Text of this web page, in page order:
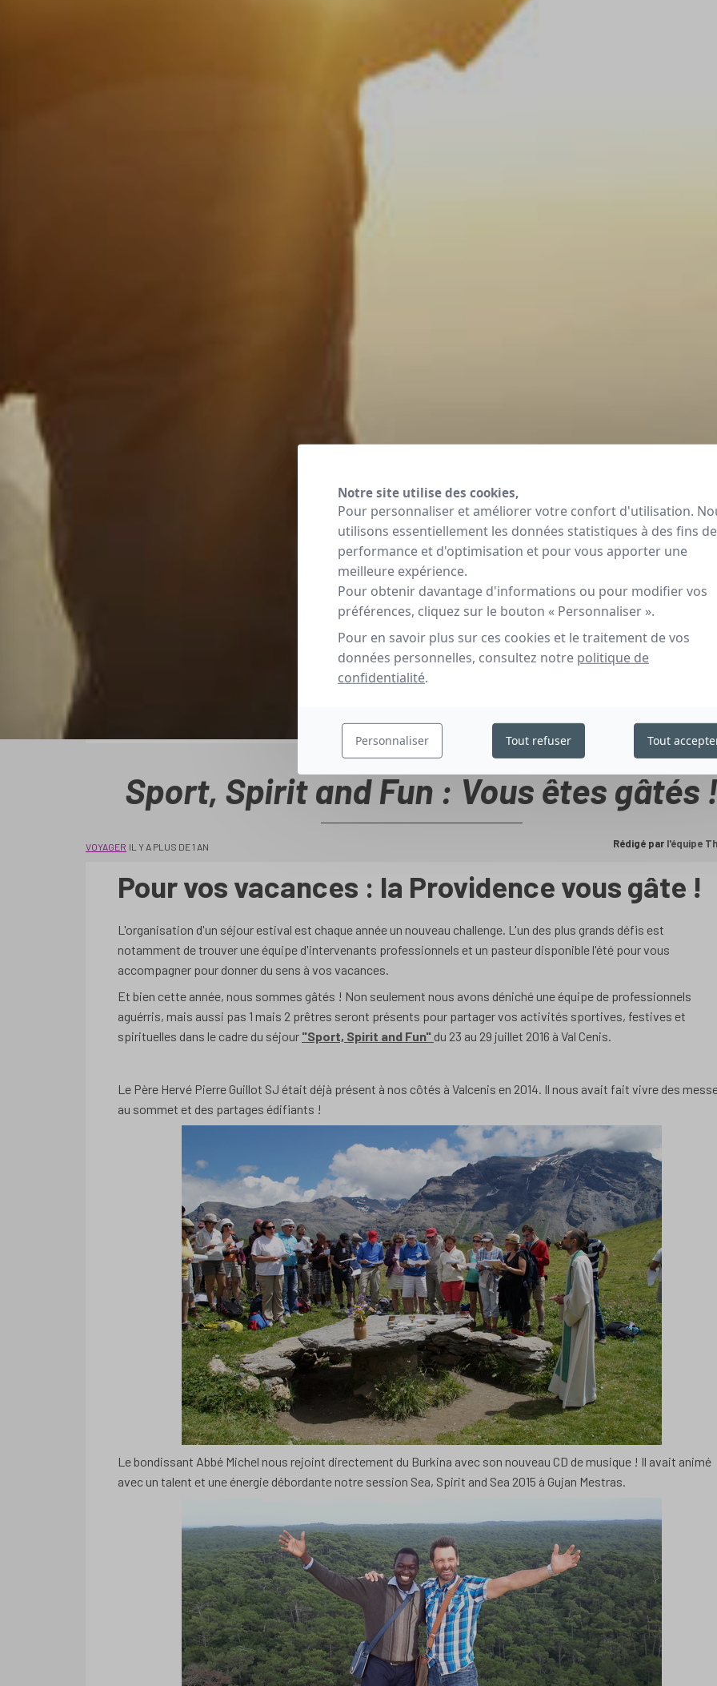
Sport, Spirit and Fun : Vous êtes gâtés
VOYAGER IL Y A PLUS DE 1 AN Rédigé par l'équipe
Pour vos vacances : la Providence vous gâte !
L'organisation d'un séjour estival est chaque année un nouveau challenge. L'un des plus grands défis est
notamment de trouver une équipe d'intervenants professionnels et un pasteur disponible l'été pour vous
accompagner pour donner du sens à vos vacances.
Et bien cette année, nous sommes gâtés ! Non seulement nous avons déniché une équipe de professionnels
aguérris, mais aussi pas 1 mais 2 prêtres seront présents pour partager vos activités sportives, festives et
spirituelles dans le cadre du séjour "Sport, Spirit and Fun" du 23 au 29 juillet 2016 à Val Cenis.
Le Père Hervé Pierre Guillot SJ était déjà présent à nos côtés à Valcenis en 2014. Il nous avait fait vivre des
au sommet et des partages édifiants !
Le bondissant Abbé Michel nous rejoint directement du Burkina avec son nouveau CD de musique ! Il avait animé
avec un talent et une énergie débordante notre session Sea, Spirit and Sea 2015 à Gujan Mestras.
Notre site utilise des cookies,
Pour personnaliser et améliorer votre confort d'utilisation.
utilisons essentiellement les données statistiques à des fins de
performance et d'optimisation et pour vous apporter une
meilleure expérience.
Pour obtenir davantage d'informations ou pour modifier vos
préférences, cliquez sur le bouton « Personnaliser ».
Pour en savoir plus sur ces cookies et le traitement de vos
données personnelles, consultez notre politique de
confidentialité.
Personnaliser Tout refuser Tout